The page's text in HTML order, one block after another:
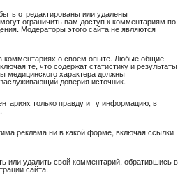
отредактированы или удалены
ограничить вам доступ к комментариям по
Модераторы этого сайта не являются
комментариях о своём опыте. Любые общие
те, что содержат статистику и результаты
медицинского характера должны
доверия источник.
только правду и ту информацию, в
реклама ни в какой форме, включая ссылки
или удалить свой комментарий, обратившись в
сайта.